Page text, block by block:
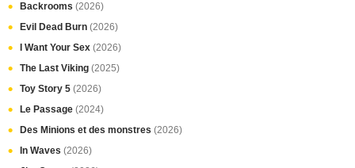
Backrooms (2026)
Evil Dead Burn (2026)
I Want Your Sex (2026)
The Last Viking (2025)
Toy Story 5 (2026)
Le Passage (2024)
Des Minions et des monstres (2026)
In Waves (2026)